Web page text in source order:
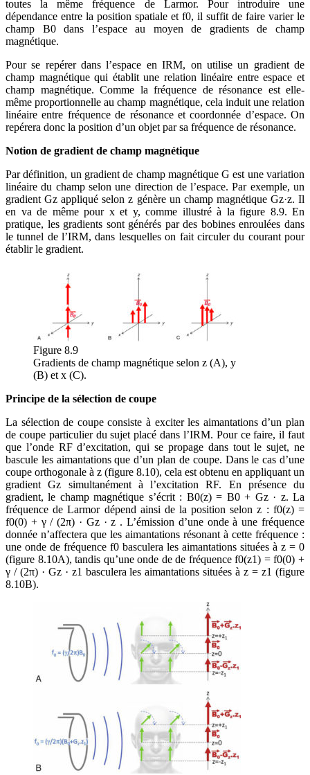
toutes la même fréquence de Larmor. Pour introduire une
dépendance entre la position spatiale et f0, il suffit de faire varier le
champ B0 dans l’espace au moyen de gradients de champ
magnétique.
Pour se repérer dans l’espace en IRM, on utilise un gradient de
champ magnétique qui établit une relation linéaire entre espace et
champ magnétique. Comme la fréquence de résonance est elle-
même proportionnelle au champ magnétique, cela induit une relation
linéaire entre fréquence de résonance et coordonnée d’espace. On
repérera donc la position d’un objet par sa fréquence de résonance.
Notion de gradient de champ magnétique
Par définition, un gradient de champ magnétique G est une variation
linéaire du champ selon une direction de l’espace. Par exemple, un
gradient Gz appliqué selon z génère un champ magnétique Gz·z. Il
en va de même pour x et y, comme illustré à la figure 8.9. En
pratique, les gradients sont générés par des bobines enroulées dans
le tunnel de l’IRM, dans lesquelles on fait circuler du courant pour
établir le gradient.
Figure 8.9
Gradients de champ magnétique selon z (A), y
(B) et x (C).
Principe de la sélection de coupe
La sélection de coupe consiste à exciter les aimantations d’un plan
de coupe particulier du sujet placé dans l’IRM. Pour ce faire, il faut
que l’onde RF d’excitation, qui se propage dans tout le sujet, ne
bascule les aimantations que d’un plan de coupe. Dans le cas d’une
coupe orthogonale à z (figure 8.10), cela est obtenu en appliquant un
gradient Gz simultanément à l’excitation RF. En présence du
gradient, le champ magnétique s’écrit : B0(z) = B0 + Gz · z. La
fréquence de Larmor dépend ainsi de la position selon z : f0(z) =
f0(0) + γ / (2π) · Gz · z . L’émission d’une onde à une fréquence
donnée n’affectera que les aimantations résonant à cette fréquence :
une onde de fréquence f0 basculera les aimantations situées à z = 0
(figure 8.10A), tandis qu’une onde de de fréquence f0(z1) = f0(0) +
γ / (2π) · Gz · z1 basculera les aimantations situées à z = z1 (figure
8.10B).